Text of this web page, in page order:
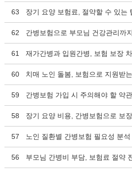
63 장기 요양 보험료, 절약할 수 있는
62 간병보험으로 부모님 건강관리까
61 재가간병과 입원간병, 보험 보장
60 치매 노인 돌봄, 보험으로 지원받
59 간병보험 가입 시 주의해야 할 약
58 장기 요양 비용, 간병보험으로 보
57 노인 질환별 간병보험 필요성 분석
56 부모님 간병비 부담, 보험료 절약